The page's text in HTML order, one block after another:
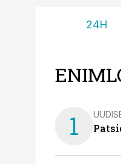
24H
1